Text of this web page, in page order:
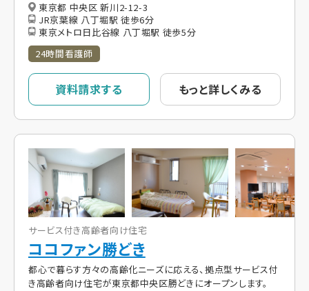
東京都 中央区 新川2-12-3
JR京葉線 八丁堀駅 徒歩6分
東京メトロ日比谷線 八丁堀駅 徒歩5分
24時間看護師
資料請求する もっと詳しくみる
サービス付き高齢者向け住宅
ココファン勝どき
都心で暮らす方々の高齢化ニーズに応える、拠点型サービス付
き高齢者向け住宅が東京都中央区勝どきにオープンします。